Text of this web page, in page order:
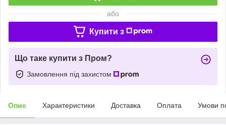
або
Купити з
Що таке купити з Пром?
Замовлення під захистом
Опис Характеристики Доставка Оплата Умови